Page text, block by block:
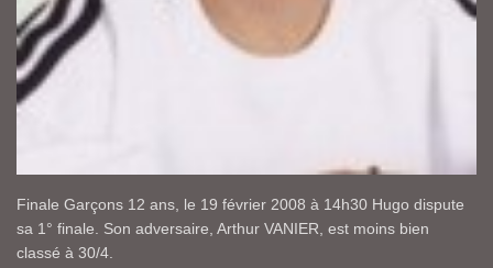
Finale Garçons 12 ans, le 19 février 2008 à 14h30 Hugo dispute
sa 1° finale. Son adversaire, Arthur VANIER, est moins bien
classé à 30/4.